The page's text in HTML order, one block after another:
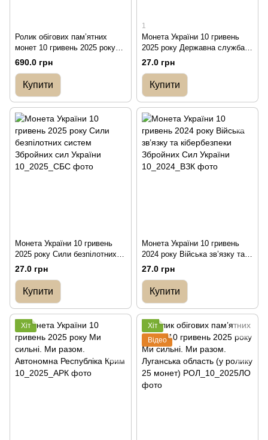
Ролик обігових пам’ятних
монет 10 гривень 2025 року
Національна поліція України (у
ролику 25 монет)
690.0 грн
Купити
1
Монета України 10 гривень
2025 року Державна служба
України з надзвичайних
ситуацій
27.0 грн
Купити
Монета України 10 гривень
2025 року Сили безпілотних
систем Збройних сил України
27.0 грн
Купити
Монета України 10 гривень
2024 року Війська зв’язку та
кібербезпеки Збройних Сил
України
27.0 грн
Купити
Хіт
Хіт
Відео